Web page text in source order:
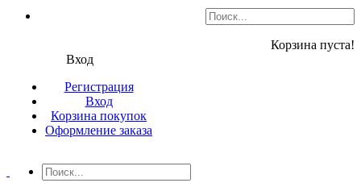
Корзина пуста!
Вход
Регистрация
Вход
Корзина покупок
Оформление заказа